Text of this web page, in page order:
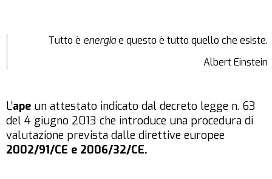
Tutto è energiae questo è tutto quello che esiste.
Albert Einstein
L’ape un attestato indicato dal decreto legge n. 63
del 4 giugno 2013 che introduce una procedura di
valutazione prevista dalle direttive europee
2002/91/CE e 2006/32/CE.